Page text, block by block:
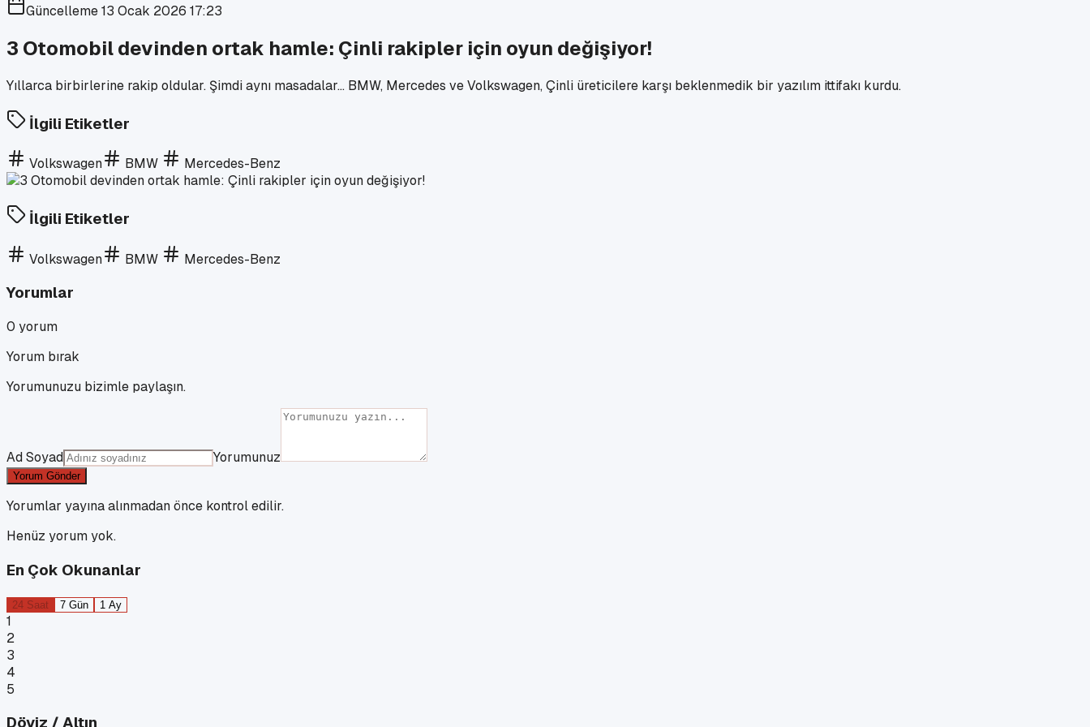
Güncelleme13 Ocak 2026 17:23
3 Otomobil devinden ortak hamle: Çinli rakipler için oyun değişiyor!
Yıllarca birbirlerine rakip oldular. Şimdi aynı masadalar… BMW, Mercedes ve Volkswagen, Çinli üreticilere karşı beklenmedik bir yazılım ittifakı kurdu.
İlgili Etiketler
Volkswagen BMW Mercedes-Benz
İlgili Etiketler
Volkswagen BMW Mercedes-Benz
Yorumlar
0 yorum
Yorum bırak
Yorumunuzu bizimle paylaşın.
Ad Soyad Yorumunuz
Yorum Gönder
Yorumlar yayına alınmadan önce kontrol edilir.
Henüz yorum yok.
En Çok Okunanlar
24 Saat 7 Gün 1 Ay
1
2
3
4
5
Döviz / Altın